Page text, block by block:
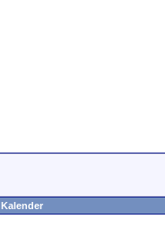
Kalender